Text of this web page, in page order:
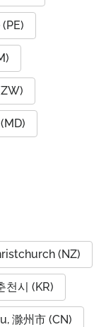
(NZ)
천시 (KR)
滁州市 (CN)